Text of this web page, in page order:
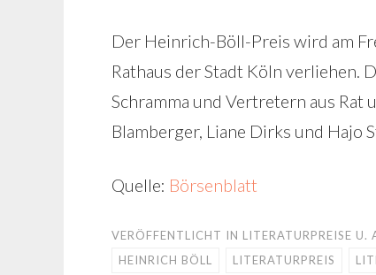
Der Heinrich-Böll-Preis wird am
Rathaus der Stadt Köln verliehen.
Schramma und Vertretern aus Rat
Blamberger, Liane Dirks und Hajo
Quelle: Börsenblatt
VERÖFFENTLICHT IN LITERATURPREISE U.
HEINRICH BÖLL
LITERATURPREIS